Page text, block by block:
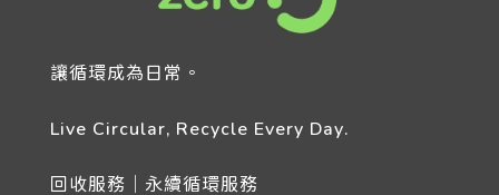
讓循環成為日常。
Live Circular, Recycle Every Day.
回收服務｜永續循環服務